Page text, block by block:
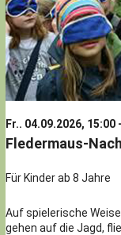
Fr.. 04.09.2026, 15:00
Fledermaus-
Für Kinder ab 8 Jahre
Auf spielerische
gehen auf die Jagd,